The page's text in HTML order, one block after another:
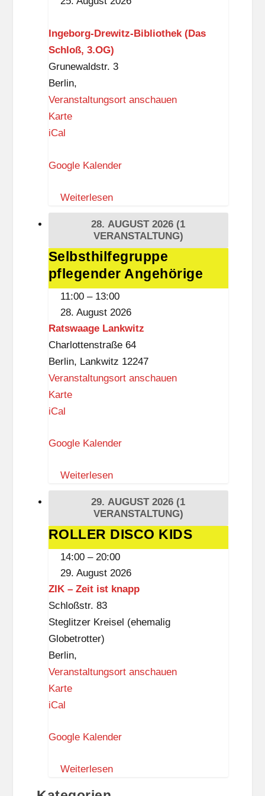
Ingeborg-Drewitz-Bibliothek (Das
Schloß, 3.OG)
Grunewaldstr. 3
Berlin,
Veranstaltungsort anschauen
KarteI
e
o
r
-
r
e
w
i
t
z
-
B
l
o
e
k
(
h
iCal
Google Kalender
Weiterlesen
28. AUGUST 2026 (1
VERANSTALTUNG)
Selbsthilfegruppe
pflegender
Angehörige
Selbsthilfegruppe
pflegender Angehörige
11:00 – 13:00
28. August 2026
Ratswaage Lankwitz
Charlottenstraße 64
Berlin, Lankwitz 12247
Veranstaltungsort anschauen
KarteR
s
a
a
e
a
n
k
w
i
t
z
iCal
Google Kalender
Weiterlesen
29. AUGUST 2026 (1
VERANSTALTUNG)
ROLLER
DISCO
KIDS
ROLLER DISCO KIDS
14:00 – 20:00
29. August 2026
ZIK – Zeit ist knapp
Schloßstr. 83
Steglitzer Kreisel (ehemalig
Globetrotter)
Berlin,
Veranstaltungsort anschauen
KarteZ
–
e
iCal
Google Kalender
Weiterlesen